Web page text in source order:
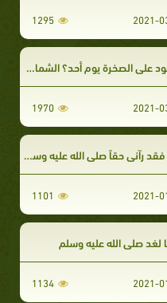
1295
الصخرة يوم أحد؟ الشمائل المحمدية
1970
رآني حقاً صلى الله عليه وسلم
1101
لغد صلى الله عليه وسلم
1134